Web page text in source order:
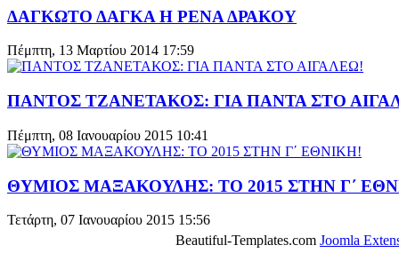
ΔΑΓΚΩΤΟ ΔΑΓΚΑ Η ΡΕΝΑ ΔΡΑΚΟΥ
Πέμπτη, 13 Μαρτίου 2014 17:59
ΠΑΝΤΟΣ ΤΖΑΝΕΤΑΚΟΣ: ΓΙΑ ΠΑΝΤΑ ΣΤΟ
Πέμπτη, 08 Ιανουαρίου 2015 10:41
ΘΥΜΙΟΣ ΜΑΞΑΚΟΥΛΗΣ: ΤΟ 2015 ΣΤΗΝ Γ΄
Τετάρτη, 07 Ιανουαρίου 2015 15:56
Beautiful-Templates.com Joomla